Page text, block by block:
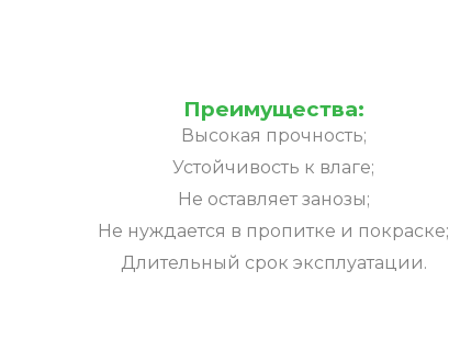
Преимущества:
Высокая прочность;
Устойчивость к влаге;
Не оставляет занозы;
Не нуждается в пропитке и покраске;
Длительный срок эксплуатации.